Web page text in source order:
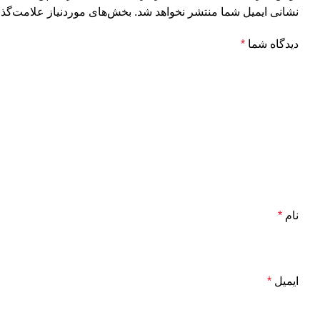
نشانی ایمیل شما منتشر نخواهد شد. بخش‌های موردنیاز
دیدگاه شما *
نام *
ایمیل *